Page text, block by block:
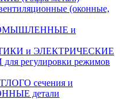
(оконные,
и
и ЭЛЕКТРИЧЕСКИЕ
регулировки режимов
сечения и
детали